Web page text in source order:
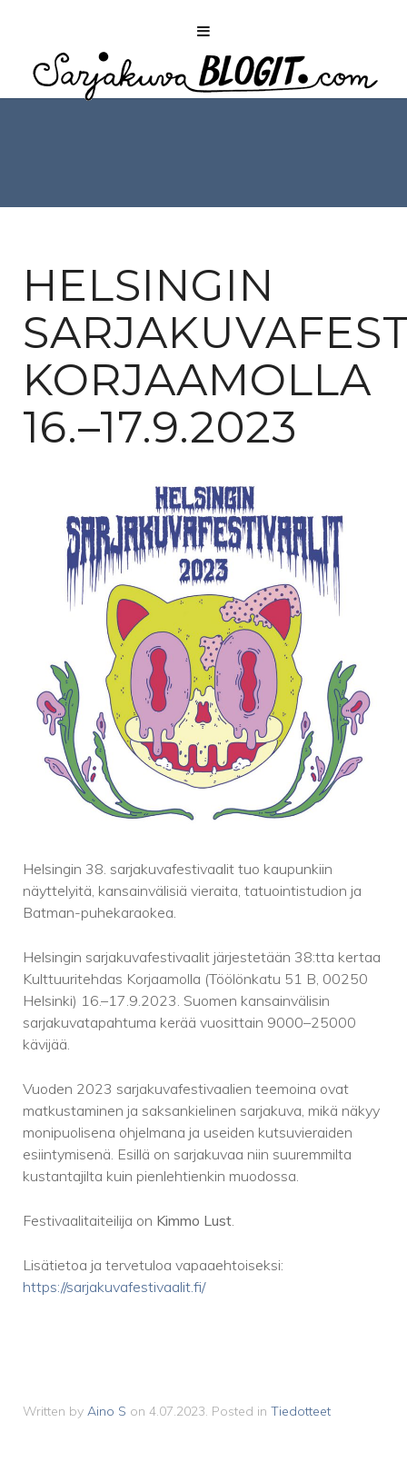
HELSINGIN
KORJAAMOLLA
16.–17.9.2023
Helsingin 38. sarjakuvafestivaalit tuo kaupunkiin
näyttelyitä, kansainvälisiä vieraita, tatuointistudion ja
Batman-puhekaraokea.
Helsingin sarjakuvafestivaalit järjestetään 38:tta kertaa
Kulttuuritehdas Korjaamolla (Töölönkatu 51 B, 00250
Helsinki) 16.–17.9.2023. Suomen kansainvälisin
sarjakuvatapahtuma kerää vuosittain 9000–25000
kävijää.
Vuoden 2023 sarjakuvafestivaalien teemoina ovat
matkustaminen ja saksankielinen sarjakuva, mikä näkyy
monipuolisena ohjelmana ja useiden kutsuvieraiden
esiintymisenä. Esillä on sarjakuvaa niin suuremmilta
kustantajilta kuin pienlehtienkin muodossa.
Festivaalitaiteilija on Kimmo Lust.
Lisätietoa ja tervetuloa vapaaehtoiseksi:
https://sarjakuvafestivaalit.fi/
Written by Aino S on 4.07.2023. Posted in Tiedotteet